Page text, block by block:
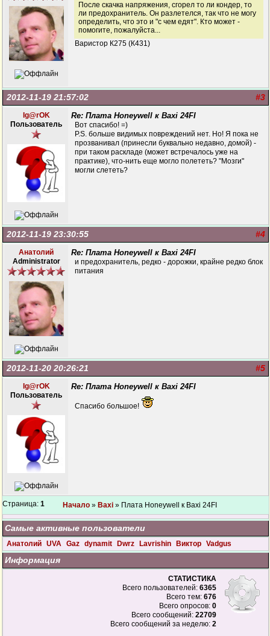
После скачка напряжения, сгорел то ли кондер, то
ли предохранитель. Он разлетелся, так что не могу
определить, что это и "с чем едят". Кто может -
помогите, пожалуйста...
Варистор К275 (К431)
#3
2012-11-19 21:57:02
Ig@rOK
Пользователь
Re: Плата Honeywell к Baxi 24FI
Вот спасибо! =)
P.S. больше видимых повреждений нет. Но! Я пока не
прозванивал (принесли буквально недавно, домой) -
при таком раскладе (может встречалось уже на
практике), что-нить еще могло полететь? "Мозги"
могли слететь?
#4
2012-11-19 23:30:55
Анатолий
Administrator
Re: Плата Honeywell к Baxi 24FI
и предохранитель, редко - дорожки, крайне редко блок
питания
#5
2012-11-20 20:26:21
Ig@rOK
Пользователь
Re: Плата Honeywell к Baxi 24FI
Спасибо большое!
Страница: 1 Начало » Baxi » Плата Honeywell к Baxi 24FI
Самые активные пользователи
Анатолий UVA Gaz dynamit Dwrz Lavrishin Виктор Vadgus
Информация
СТАТИСТИКА
Всего пользователей: 6365
Всего тем: 676
Всего опросов: 0
Всего сообщений: 22709
Всего сообщений за неделю: 2